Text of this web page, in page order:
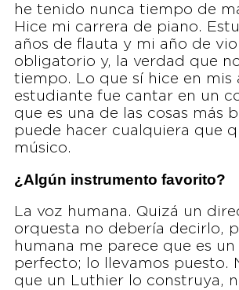
he tenido nunca tiempo de
Hice mi carrera de piano.
años de flauta y mi año de
obligatorio y, la verdad que
tiempo. Lo que sí hice en mis
estudiante fue cantar en un
que es una de las cosas más
puede hacer cualquiera que
músico.
¿Algún instrumento favorito?
La voz humana. Quizá un
orquesta no debería decirlo,
humana me parece que es
perfecto; lo llevamos puesto.
que un Luthier lo construya,